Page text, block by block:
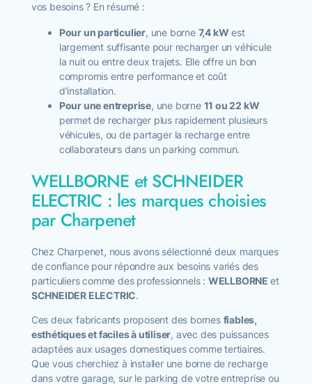
vos besoins ? En résumé :
Pour un particulier, une borne 7,4 kW est
largement suffisante pour recharger un véhicule
la nuit ou entre deux trajets. Elle offre un bon
compromis entre performance et coût
d’installation.
Pour une entreprise, une borne 11 ou 22 kW
permet de recharger plus rapidement plusieurs
véhicules, ou de partager la recharge entre
collaborateurs dans un parking commun.
WELLBORNE et SCHNEIDER
ELECTRIC : les marques choisies
par Charpenet
Chez Charpenet, nous avons sélectionné deux marques
de confiance pour répondre aux besoins variés des
particuliers comme des professionnels : WELLBORNE et
SCHNEIDER ELECTRIC.
Ces deux fabricants proposent des bornes fiables,
esthétiques et faciles à utiliser, avec des puissances
adaptées aux usages domestiques comme tertiaires.
Que vous cherchiez à installer une borne de recharge
dans votre garage, sur le parking de votre entreprise ou